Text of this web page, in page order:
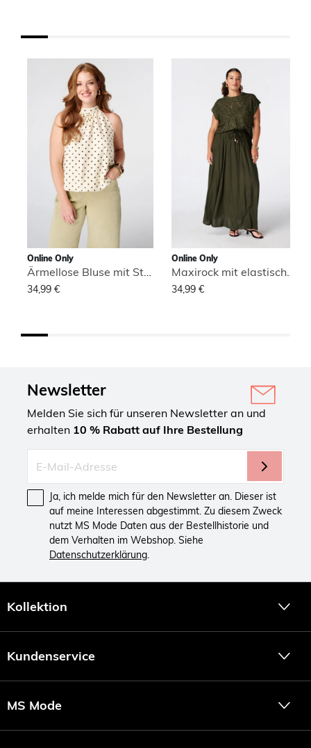
Online Only
34,99 €
Online Only
34,99 €
Newsletter
Melden Sie sich für unseren Newsletter an und
erhalten 10 % Rabatt auf Ihre Bestellung
Ja, ich melde mich für den Newsletter an. Dieser ist
auf meine Interessen abgestimmt. Zu diesem Zweck
nutzt MS Mode Daten aus der Bestellhistorie und
dem Verhalten im Webshop. Siehe
Datenschutzerklärung.
Kollektion
Kundenservice
MS Mode